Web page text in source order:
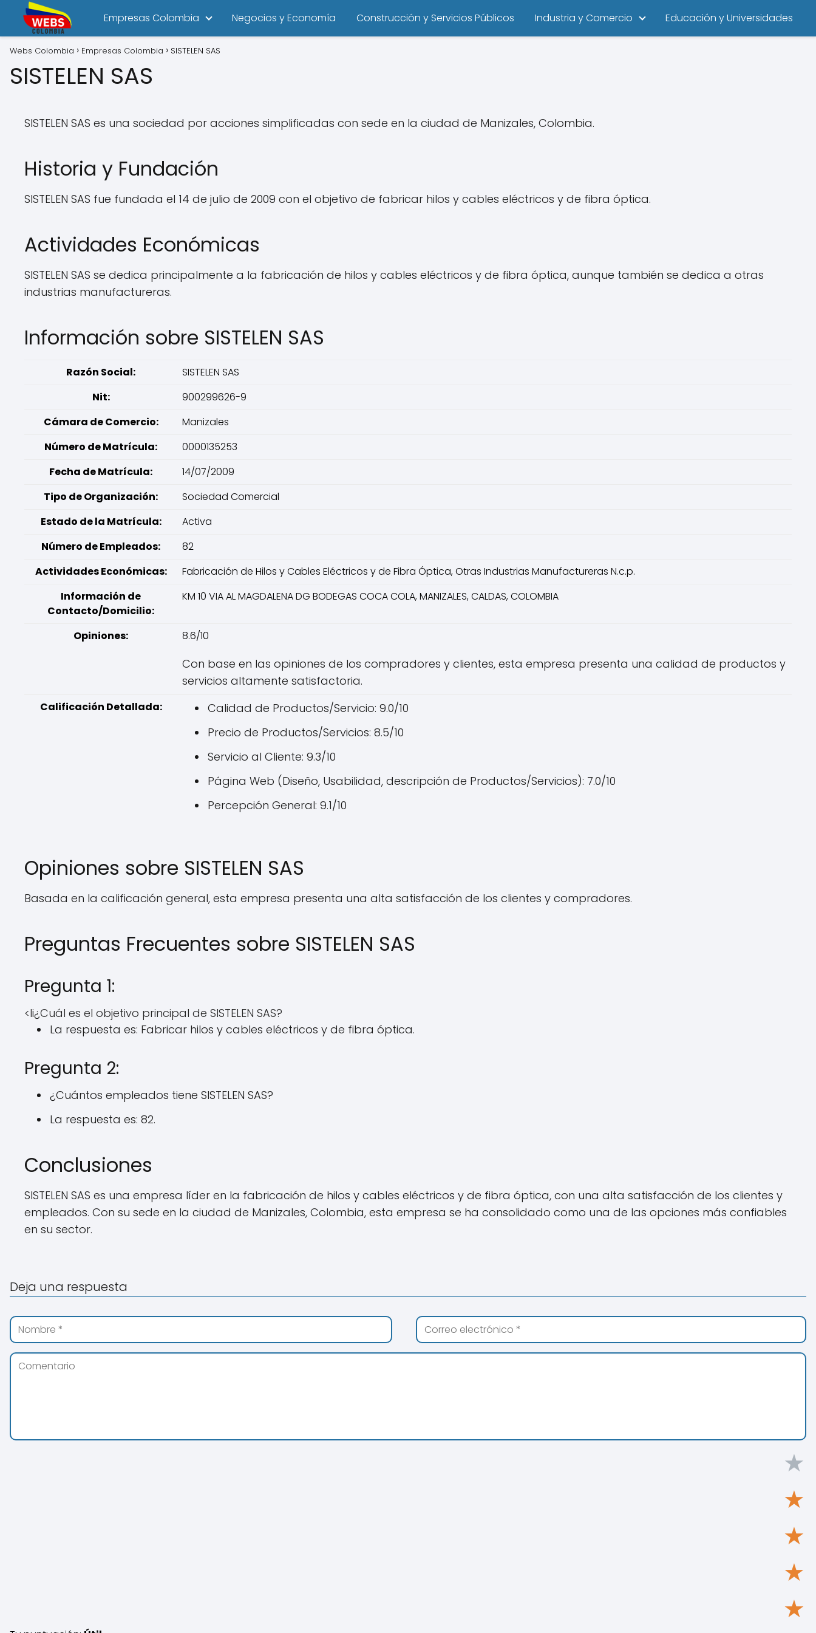
Empresas Colombia Negocios y Economía Construcción y Servicios Públicos Industria y Comercio Educación y Universidades
Webs Colombia Empresas Colombia SISTELEN SAS
SISTELEN SAS
SISTELEN SAS es una sociedad por acciones simplificadas con sede en la ciudad de Manizales, Colombia.
Historia y Fundación
SISTELEN SAS fue fundada el 14 de julio de 2009 con el objetivo de fabricar hilos y cables eléctricos y de fibra óptica.
Actividades Económicas
SISTELEN SAS se dedica principalmente a la fabricación de hilos y cables eléctricos y de fibra óptica, aunque también se dedica a otras
industrias manufactureras.
Información sobre SISTELEN SAS
Razón Social:
SISTELEN SAS
Nit:
900299626-9
Cámara de Comercio:
Manizales
Número de Matrícula:
0000135253
Fecha de Matrícula:
14/07/2009
Tipo de Organización:
Sociedad Comercial
Estado de la Matrícula:
Activa
Número de Empleados:
82
Actividades Económicas:
Fabricación de Hilos y Cables Eléctricos y de Fibra Óptica, Otras Industrias Manufactureras N.c.p.
Información de
Contacto/Domicilio:
KM 10 VIA AL MAGDALENA DG BODEGAS COCA COLA, MANIZALES, CALDAS, COLOMBIA
Opiniones: 8.6/10
Con base en las opiniones de los compradores y clientes, esta empresa presenta una calidad de productos y
servicios altamente satisfactoria.
Calificación Detallada:
Calidad de Productos/Servicio: 9.0/10
Precio de Productos/Servicios: 8.5/10
Servicio al Cliente: 9.3/10
Página Web (Diseño, Usabilidad, descripción de Productos/Servicios): 7.0/10
Percepción General: 9.1/10
Opiniones sobre SISTELEN SAS
Basada en la calificación general, esta empresa presenta una alta satisfacción de los clientes y compradores.
Preguntas Frecuentes sobre SISTELEN SAS
Pregunta 1:
<li¿Cuál es el objetivo principal de SISTELEN SAS?
La respuesta es: Fabricar hilos y cables eléctricos y de fibra óptica.
Pregunta 2:
¿Cuántos empleados tiene SISTELEN SAS?
La respuesta es: 82.
Conclusiones
SISTELEN SAS es una empresa líder en la fabricación de hilos y cables eléctricos y de fibra óptica, con una alta satisfacción de los clientes y
empleados. Con su sede en la ciudad de Manizales, Colombia, esta empresa se ha consolidado como una de las opciones más confiables
en su sector.
Deja una respuesta
★
★
★
★
★